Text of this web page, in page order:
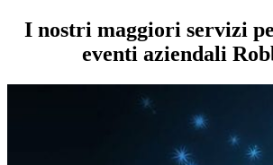
I nostri maggiori servizi
eventi aziendali